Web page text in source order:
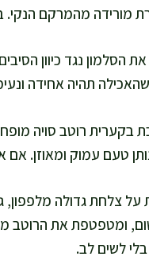
מורידה מהמרקם
תהיה אחידה
בקערית רוטב סויה
טעם עמוק ומאוזן. אם
צלחת גדולה מלפפון,
ומטפטפת את הרוטב
בלי לשים לב.